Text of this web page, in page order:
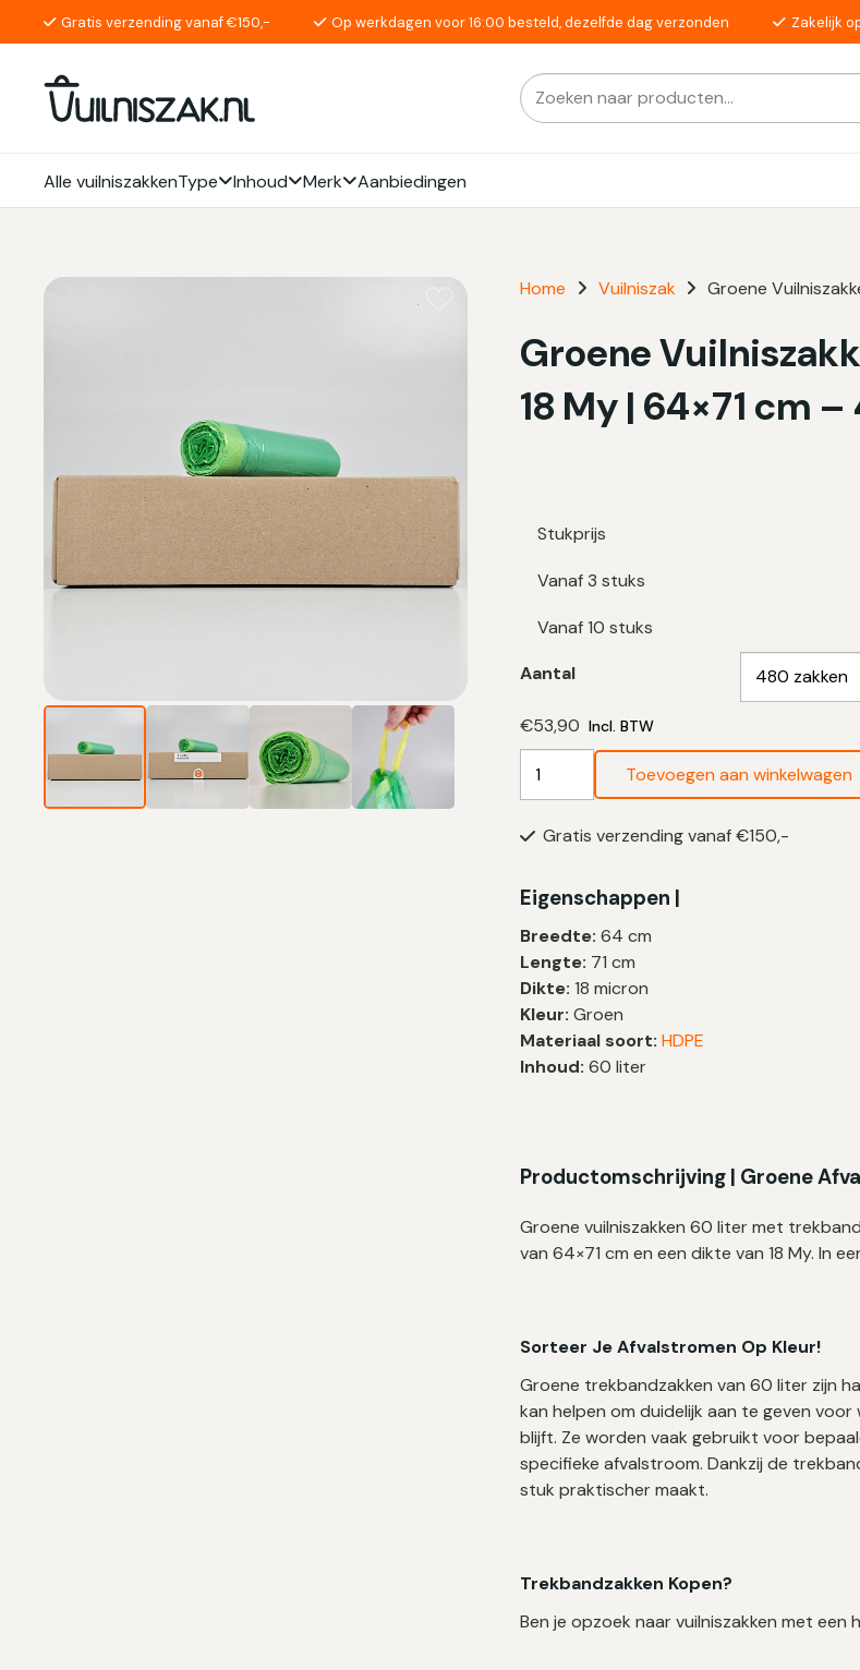
Gratis verzending vanaf €150,- Op werkdagen voor 16:00 besteld, dezelfde dag verzonden Zakelijk
Zoeken
naar:
Als de resultaten voor automatisch
Alle vuilniszakkenType Inhoud Merk Aanbiedingen
Home Vuilniszak Groene
Groene
18 My | 64×71 cm
Stukprijs
Vanaf 3 stuks
Vanaf 10 stuks
Aantal
€53,90 Incl. BTW
Vuilniszakken
Liter
Trekband
HDPE
|
18
My
|
64×71
zakken
Toevoegen aan winkelwagen
Gratis verzending vanaf €150,-
Eigenschappen |
Breedte: 64 cm
Lengte: 71 cm
Dikte: 18 micron
Kleur: Groen
Materiaal soort: HDPE
Inhoud: 60 liter
Productomschrijving | Groene
Groene vuilniszakken 60 liter met
van 64×71 cm en een dikte van 18 My. In
Sorteer Je Afvalstromen Op Kleur!
Groene trekbandzakken van 60 liter zijn
kan helpen om duidelijk aan te geven
blijft. Ze worden vaak gebruikt voor
specifieke afvalstroom. Dankzij de
stuk praktischer maakt.
Trekbandzakken Kopen?
Ben je opzoek naar vuilniszakken met